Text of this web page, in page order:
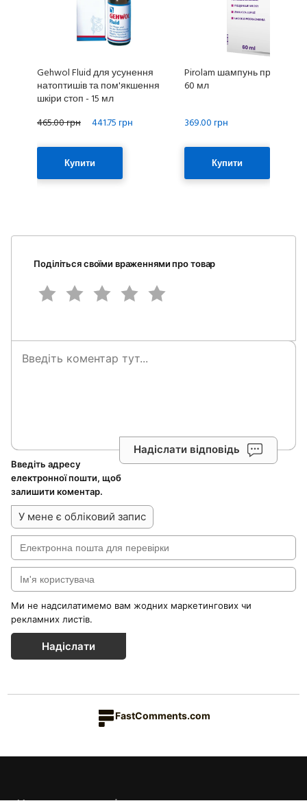
Gehwol Fluid для усунення
натоптишів та пом'якшення
шкіри стоп - 15 мл
465.00 грн
441.75 грн
Купити
Pirolam шампунь проти
60 мл
369.00 грн
Купити
Поділіться своїми враженнями про товар
Надіслати відповідь
Введіть адресу
електронної пошти, щоб
залишити коментар.
У мене є обліковий запис
Ми не надсилатимемо вам жодних маркетингових чи
рекламних листів.
Надіслати
FastComments.com